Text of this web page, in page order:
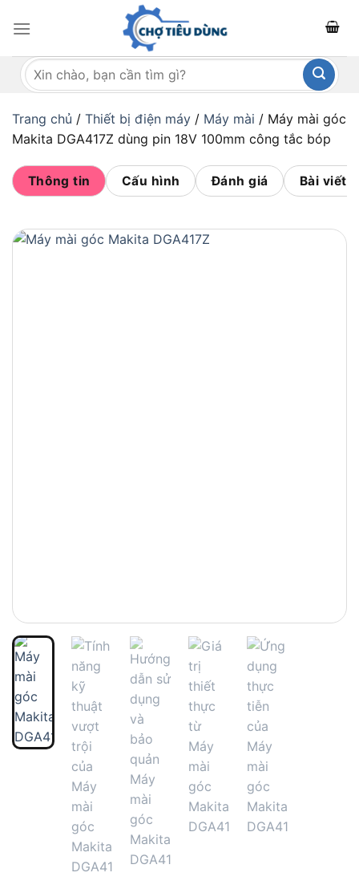
qua
dungTìm
kiếm:
Trang chủ / Thiết bị điện máy / Máy mài / Máy mài góc
Makita DGA417Z dùng pin 18V 100mm công tắc bóp
Thông tin Cấu hình Đánh giá Bài viết